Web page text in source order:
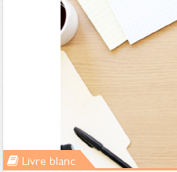
Livre blanc